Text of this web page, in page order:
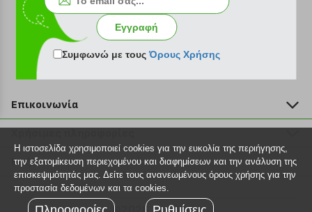
Εγγραφή στο newsletter
Επικοινωνία
211 2000 700
info@plus4u.gr
Η εταιρία
Σημεία παραλαβής
Ευκαιρίες καριέρας
Βοήθεια
Εξέλιξη παραγγελίας
Τρόποι παραγγελίας
Εγγραφή
Συμφωνώ με τουςΌρους Χρήσης
Η ιστοσελίδα χρησιμοποιεί cookies για την ευκολία της περιήγησης,
την εξατομίκευση περιεχομένου και διαφημίσεων και την ανάλυση της
επισκεψιμότητάς μας. Δείτε τους ανανεωμένους όρους χρήσης για την
προστασία δεδομένων και τα cookies.